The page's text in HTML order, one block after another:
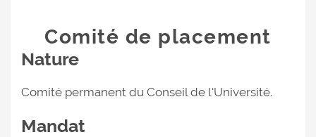
Comité de placement
Nature
Comité permanent du Conseil de l'Université.
Mandat